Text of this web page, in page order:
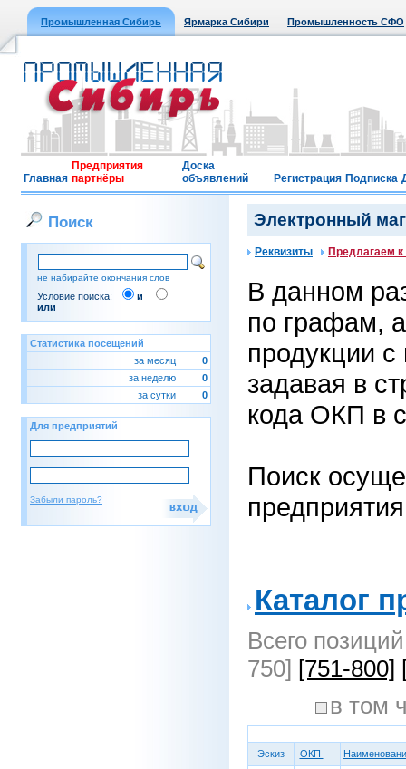
Промышленная Сибирь Ярмарка Сибири Промышленность СФО
Главная
Предприятия
партнёры
Доска
объявлений
Регистрация Подписка
Поиск
не набирайте окончания слов
Условие поиска:
и
или
Статистика посещений
за месяц
0
за неделю
0
за сутки
0
Для предприятий
Забыли пароль?
Электронный
Реквизиты Предлагаем
В данном
по графам,
продукции
задавая в
кода ОКП в
Поиск
Каталог
Всего
750] [751-800]
в
Эскиз ОКП